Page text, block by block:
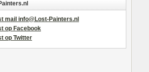
mail info@Lost-Painters.nl
op Facebook
op Twitter